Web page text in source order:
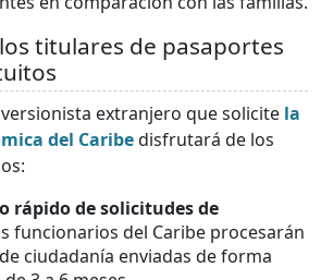
titulares de pasaportes
extranjero que solicite la
del Caribedisfrutará de los
rápido de solicitudes de
funcionarios del Caribe procesarán
ciudadanía enviadas de forma